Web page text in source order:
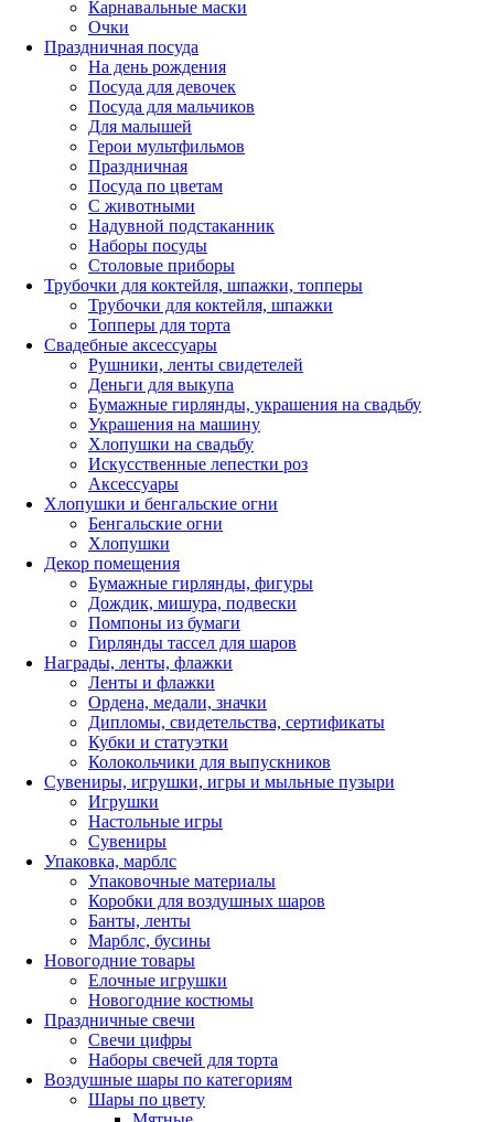
Карнавальные маски
Очки
Праздничная посуда
На день рождения
Посуда для девочек
Посуда для мальчиков
Для малышей
Герои мультфильмов
Праздничная
Посуда по цветам
С животными
Надувной подстаканник
Наборы посуды
Столовые приборы
Трубочки для коктейля, шпажки, топперы
Трубочки для коктейля, шпажки
Топперы для торта
Свадебные аксессуары
Рушники, ленты свидетелей
Деньги для выкупа
Бумажные гирлянды, украшения на свадьбу
Украшения на машину
Хлопушки на свадьбу
Искусственные лепестки роз
Аксессуары
Хлопушки и бенгальские огни
Бенгальские огни
Хлопушки
Декор помещения
Бумажные гирлянды, фигуры
Дождик, мишура, подвески
Помпоны из бумаги
Гирлянды тассел для шаров
Награды, ленты, флажки
Ленты и флажки
Ордена, медали, значки
Дипломы, свидетельства, сертификаты
Кубки и статуэтки
Колокольчики для выпускников
Сувениры, игрушки, игры и мыльные пузыри
Игрушки
Настольные игры
Сувениры
Упаковка, марблс
Упаковочные материалы
Коробки для воздушных шаров
Банты, ленты
Марблс, бусины
Новогодние товары
Елочные игрушки
Новогодние костюмы
Праздничные свечи
Свечи цифры
Наборы свечей для торта
Воздушные шары по категориям
Шары по цвету